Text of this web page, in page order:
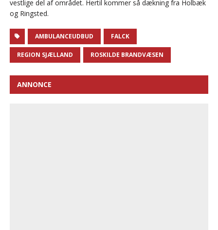
vestlige del af området. Hertil kommer så dækning fra Holbæk
og Ringsted.
AMBULANCEUDBUD FALCK
REGION SJÆLLAND ROSKILDE BRANDVÆSEN
ANNONCE